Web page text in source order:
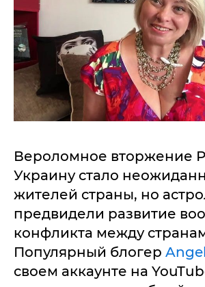
Вероломное вторжение
Украину стало
жителей страны, но
предвидели развитие
конфликта между
Популярный блогер
своем аккаунте на